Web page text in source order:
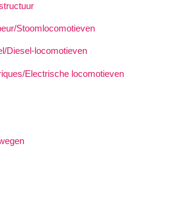
Stoomlocomotieven
Diesel-locomotieven
Electrische locomotieven